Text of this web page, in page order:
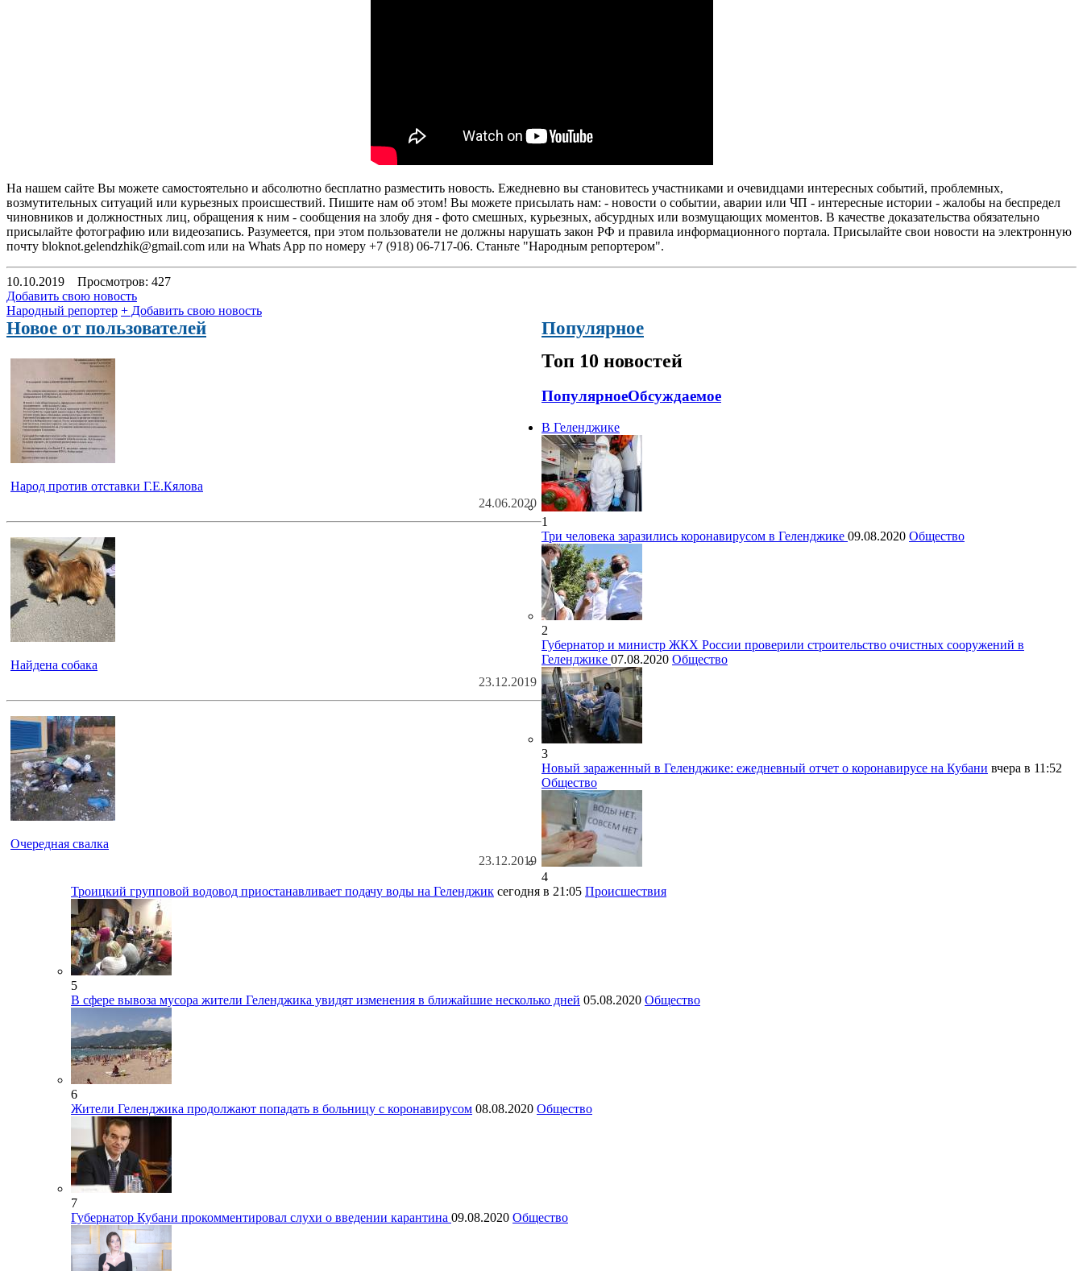
На нашем сайте Вы можете самостоятельно и абсолютно бесплатно разместить новость. Ежедневно вы становитесь участниками и очевидцами интересных событий, проблемных,
возмутительных ситуаций или курьезных происшествий. Пишите нам об этом! Вы можете присылать нам: - новости о событии, аварии или ЧП - интересные истории - жалобы на беспредел
чиновников и должностных лиц, обращения к ним - сообщения на злобу дня - фото смешных, курьезных, абсурдных или возмущающих моментов. В качестве доказательства обязательно
присылайте фотографию или видеозапись. Разумеется, при этом пользователи не должны нарушать закон РФ и правила информационного портала. Присылайте свои новости на электронную
почту bloknot.gelendzhik@gmail.com или на Whats App по номеру +7 (918) 06-717-06. Станьте "Народным репортером".
10.10.2019
Просмотров: 427
Добавить свою новость
Народный репортер + Добавить свою новость
Новое от пользователей
Народ против отставки Г.Е.Кялова
24.06.2020
Найдена собака
23.12.2019
Очередная свалка
23.12.2019
Популярное
Топ 10 новостей
ПопулярноеОбсуждаемое
В Геленджике
1
Три человека заразились коронавирусом в Геленджике 09.08.2020 Общество
2
Губернатор и министр ЖКХ России проверили строительство очистных сооружений в
Геленджике 07.08.2020 Общество
3
Новый зараженный в Геленджике: ежедневный отчет о коронавирусе на Кубани вчера в 11:52
Общество
4
Троицкий групповой водовод приостанавливает подачу воды на Геленджик сегодня в 21:05 Происшествия
5
В сфере вывоза мусора жители Геленджика увидят изменения в ближайшие несколько дней 05.08.2020 Общество
6
Жители Геленджика продолжают попадать в больницу с коронавирусом 08.08.2020 Общество
7
Губернатор Кубани прокомментировал слухи о введении карантина 09.08.2020 Общество